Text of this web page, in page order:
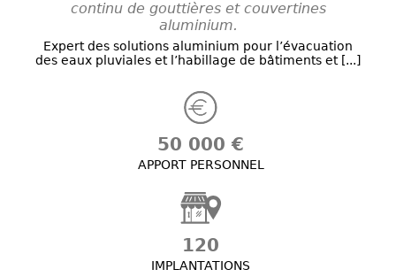
continu de gouttières et couvertines
aluminium.
Expert des solutions aluminium pour l’évacuation
des eaux pluviales et l’habillage de bâtiments et [...]
50 000 €
APPORT PERSONNEL
120
IMPLANTATIONS